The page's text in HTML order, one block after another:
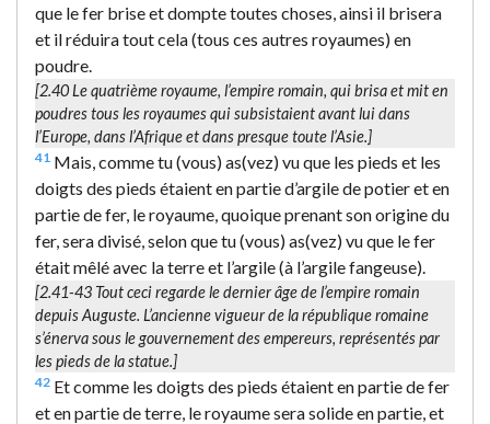
que le fer brise et dompte toutes choses, ainsi il brisera
et il réduira tout cela (tous ces autres royaumes) en
poudre.
[2.40Le quatrième royaume, l’empire romain, qui brisa et mit en
poudres tous les royaumes qui subsistaient avant lui dans
l’Europe, dans l’Afrique et dans presque toute l’Asie.]
41 Mais, comme tu (vous) as(vez) vu que les pieds et les
doigts des pieds étaient en partie d’argile de potier et en
partie de fer, le royaume, quoique prenant son origine du
fer, sera divisé, selon que tu (vous) as(vez) vu que le fer
était mêlé avec la terre et l’argile (à l’argile fangeuse).
[2.41-43 Tout ceci regarde le dernier âge de l’empire romain
depuis Auguste. L’ancienne vigueur de la république romaine
s’énerva sous le gouvernement des empereurs, représentés par
les pieds de la statue.]
42 Et comme les doigts des pieds étaient en partie de fer
et en partie de terre, le royaume sera solide en partie, et